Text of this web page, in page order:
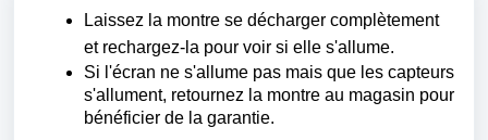
Laissez la montre se décharger complètement
et rechargez-la pour voir si elle s'allume.
Si l'écran ne s'allume pas mais que les capteurs
s'allument, retournez la montre au magasin pour
bénéficier de la garantie.